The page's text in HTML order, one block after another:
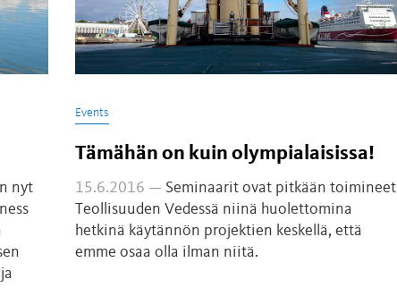
nyt
Events
Tämähän on kuin olympialaisissa!
15.6.2016 — Seminaarit ovat pitkään toimineet
Teollisuuden Vedessä niinä huolettomina
hetkinä käytännön projektien keskellä, että
emme osaa olla ilman niitä.